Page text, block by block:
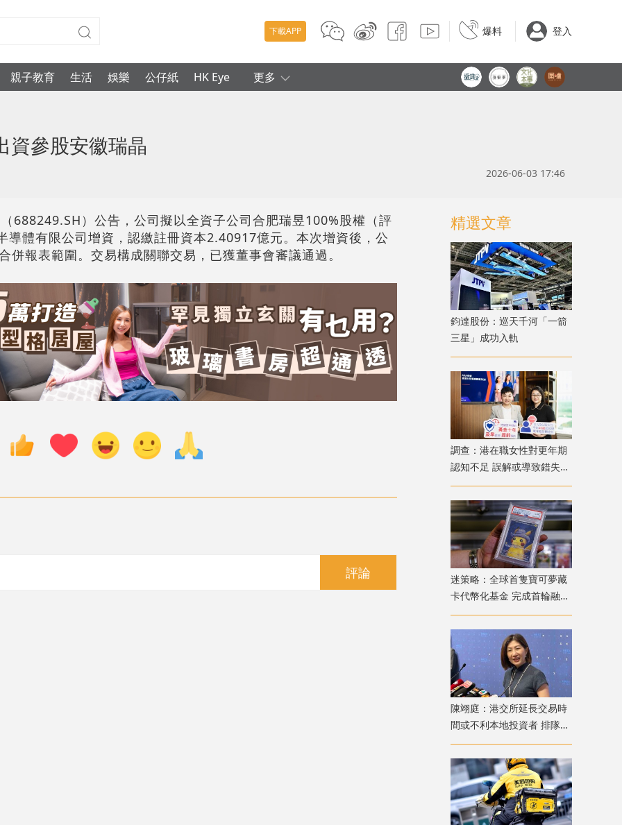
下載APP 爆料 登入
親子教育 生活 娛樂 公仔紙 HK Eye 更多
資參股安徽瑞晶
2026-06-03 17:46
688249.SH）公告，公司擬以全資子公司合肥瑞昱100%股權（評
導體有限公司增資，認繳註冊資本2.40917億元。本次增資後，公
併報表範圍。交易構成關聯交易，已獲董事會審議通過。
評論
精選文章
鈞達股份：巡天千河「一箭
三星」成功入軌
調查：港在職女性對更年期
認知不足 誤解或導致錯失
「黃金預防期」
迷策略：全球首隻寶可夢藏
卡代幣化基金 完成首輪融資
兼獲超購
陳翊庭：港交所延長交易時
間或不利本地投資者 排隊上
市公司數量創新高